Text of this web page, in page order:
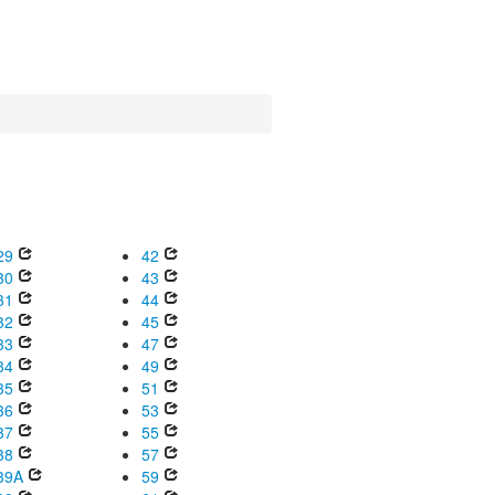
42
43
44
45
47
49
51
53
55
57
59